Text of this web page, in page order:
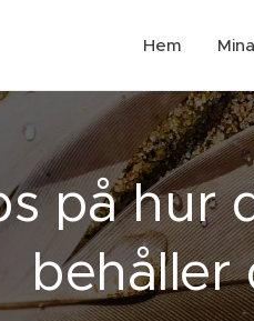
Hem
på hur
behåller